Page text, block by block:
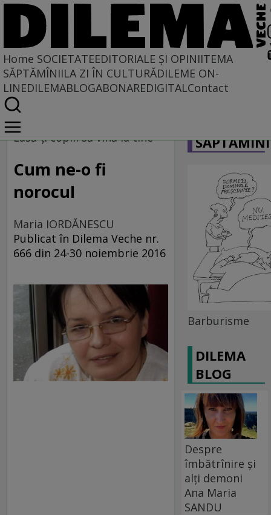
Home SOCIETATEEDITORIALE ȘI OPINIITEMA
SĂPTĂMÎNIILA ZI ÎN CULTURĂDILEME ON-
LINEDILEMABLOGABONAREDIGITALContact
Home
Societate
Lasă-ţi copiii să vină la tine
Cum ne-o fi
norocul
Maria IORDĂNESCU
Publicat în Dilema Veche nr.
666 din 24-30 noiembrie 2016
Barburisme
DILEMA
BLOG
Despre
îmbătrînire și
alți demoni
Ana Maria
SANDU